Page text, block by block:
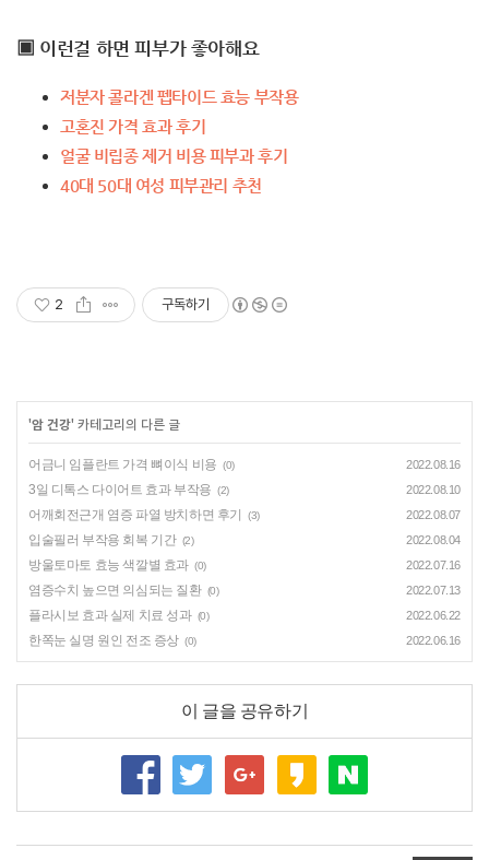
▣ 이런걸 하면 피부가 좋아해요
저분자 콜라겐 펩타이드 효능 부작용
고혼진 가격 효과 후기
얼굴 비립종 제거 비용 피부과 후기
40대 50대 여성 피부관리 추천
2 구독하기
'암 건강' 카테고리의 다른 글
어금니 임플란트 가격 뼈이식 비용 (0) 2022.08.16
3일 디톡스 다이어트 효과 부작용 (2) 2022.08.10
어깨회전근개 염증 파열 방치하면 후기 (3) 2022.08.07
입술필러 부작용 회복 기간 (2) 2022.08.04
방울토마토 효능 색깔별 효과 (0) 2022.07.16
염증수치 높으면 의심되는 질환 (0) 2022.07.13
플라시보 효과 실제 치료 성과 (0) 2022.06.22
한쪽눈 실명 원인 전조 증상 (0) 2022.06.16
이 글을 공유하기